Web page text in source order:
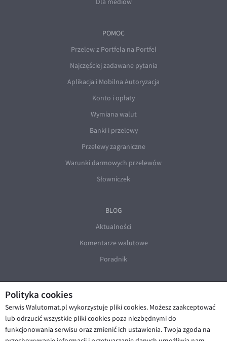
Polityka cookies
Serwis Walutomat.pl wykorzystuje pliki cookies. Możesz zaakceptować
lub odrzucić wszystkie pliki cookies poza niezbędnymi do
funkcjonowania serwisu oraz zmienić ich ustawienia. Twoja zgoda na
Dla mediów
POMOC
Przelew z Portfela na Portfel
Najczęściej zadawane pytania
Aplikacja i Mobilna Autoryzacja
Konto i opłaty
Wymiana walut
Banki i przelewy
Przelewy zagraniczne
Warunki darmowych przelewów
Słowniczek
BLOG
Aktualności
Komentarze walutowe
Poradnik
© Walutomat 2026 | Regulaminy
|